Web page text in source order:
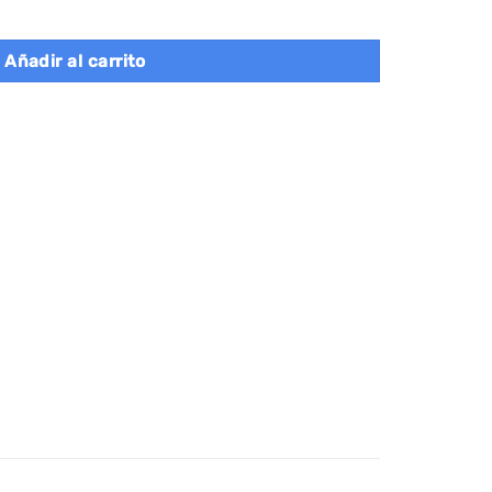
4 niveles, librería versátil cantidad
Añadir al carrito